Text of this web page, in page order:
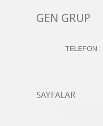
GEN GRUP
TELEFON :
SAYFALAR